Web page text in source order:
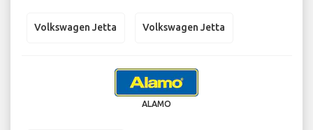
Volkswagen Jetta Volkswagen Jetta
ALAMO